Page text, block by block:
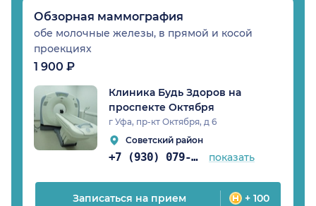
Обзорная маммография
обе молочные железы, в прямой и косой
проекциях
1 900 ₽
Клиника Будь Здоров на
проспекте Октября
г Уфа, пр-кт Октября, д 6
Советский район
+7 (930) 079-05-21 показать
Записаться на прием + 100